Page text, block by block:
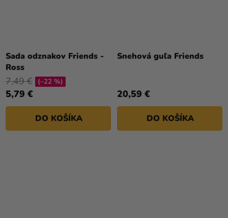
Sada odznakov Friends -
Ross
5,79 €
7,49 € (–22 %)
DO KOŠÍKA
Snehová guľa Friends
20,59 €
DO KOŠÍKA